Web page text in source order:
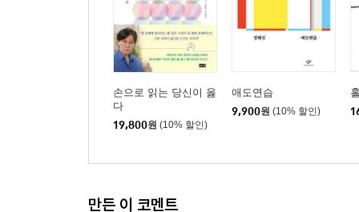
손으로 읽는 당신이 옳
다
19,800원 (10% 할인)
애도연습
9,900원 (10% 할인)
만든 이 코멘트